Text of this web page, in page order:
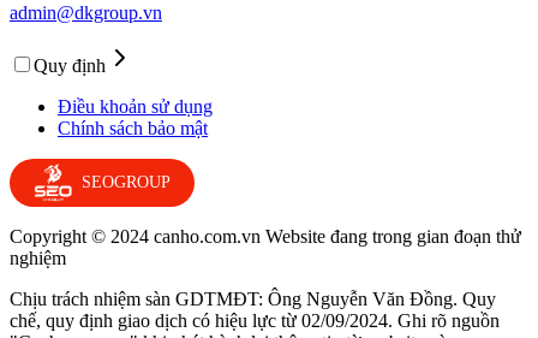
admin@dkgroup.vn
Quy định
Điều khoản sử dụng
Chính sách bảo mật
SEOGROUP
Copyright © 2024 canho.com.vn Website đang trong gian đoạn thử
nghiệm
Chịu trách nhiệm sàn GDTMĐT: Ông Nguyễn Văn Đồng. Quy
chế, quy định giao dịch có hiệu lực từ 02/09/2024. Ghi rõ nguồn